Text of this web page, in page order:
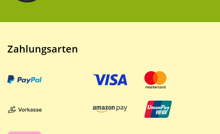
Zahlungsarten